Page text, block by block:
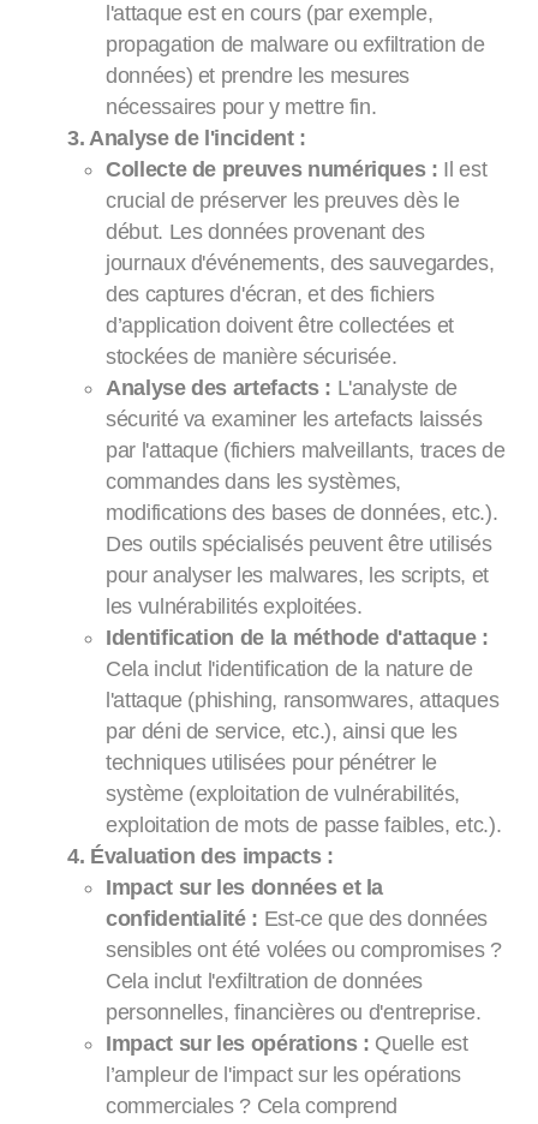
l'attaque est en cours (par exemple,
propagation de malware ou exfiltration de
données) et prendre les mesures
nécessaires pour y mettre fin.
3. Analyse de l'incident :
Collecte de preuves numériques : Il est
crucial de préserver les preuves dès le
début. Les données provenant des
journaux d'événements, des sauvegardes,
des captures d'écran, et des fichiers
d’application doivent être collectées et
stockées de manière sécurisée.
Analyse des artefacts : L'analyste de
sécurité va examiner les artefacts laissés
par l'attaque (fichiers malveillants, traces de
commandes dans les systèmes,
modifications des bases de données, etc.).
Des outils spécialisés peuvent être utilisés
pour analyser les malwares, les scripts, et
les vulnérabilités exploitées.
Identification de la méthode d'attaque :
Cela inclut l'identification de la nature de
l'attaque (phishing, ransomwares, attaques
par déni de service, etc.), ainsi que les
techniques utilisées pour pénétrer le
système (exploitation de vulnérabilités,
exploitation de mots de passe faibles, etc.).
4. Évaluation des impacts :
Impact sur les données et la
confidentialité : Est-ce que des données
sensibles ont été volées ou compromises ?
Cela inclut l'exfiltration de données
personnelles, financières ou d'entreprise.
Impact sur les opérations : Quelle est
l’ampleur de l'impact sur les opérations
commerciales ? Cela comprend